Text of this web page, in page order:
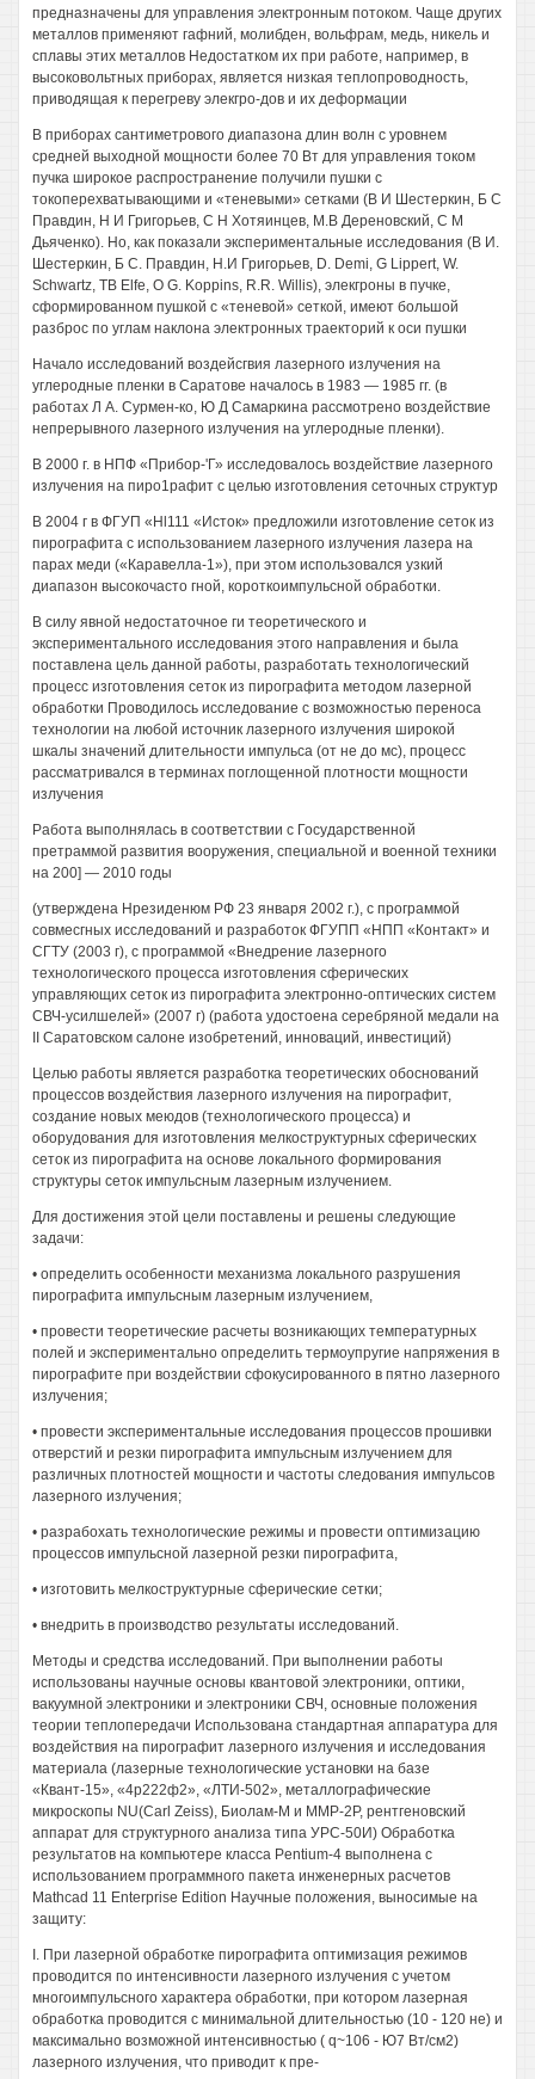
предназначены для управления электронным потоком. Чаще других
металлов применяют гафний, молибден, вольфрам, медь, никель и
сплавы этих металлов Недостатком их при работе, например, в
высоковольтных приборах, является низкая теплопроводность,
приводящая к перегреву элекгро-дов и их деформации
В приборах сантиметрового диапазона длин волн с уровнем
средней выходной мощности более 70 Вт для управления током
пучка широкое распространение получили пушки с
токоперехватывающими и «теневыми» сетками (В И Шестеркин, Б С
Правдин, H И Григорьев, С H Хотяинцев, М.В Дереновский, С M
Дьяченко). Но, как показали экспериментальные исследования (В И.
Шестеркин, Б С. Правдин, Н.И Григорьев, D. Demi, G Lippert, W.
Schwartz, ТВ Elfe, О G. Koppins, R.R. Willis), элекгроны в пучке,
сформированном пушкой с «теневой» сеткой, имеют большой
разброс по углам наклона электронных траекторий к оси пушки
Начало исследований воздейсгвия лазерного излучения на
углеродные пленки в Саратове началось в 1983 — 1985 гг. (в
работах Л А. Сурмен-ко, Ю Д Самаркина рассмотрено воздействие
непрерывного лазерного излучения на углеродные пленки).
В 2000 г. в НПФ «Прибор-'Г» исследовалось воздействие лазерного
излучения на пиро1рафит с целью изготовления сеточных структур
В 2004 г в ФГУП «Hl111 «Исток» предложили изготовление сеток из
пирографита с использованием лазерного излучения лазера на
парах меди («Каравелла-1»), при этом использовался узкий
диапазон высокочасто гной, короткоимпульсной обработки.
В силу явной недостаточное ги теоретического и
экспериментального исследования этого направления и была
поставлена цель данной работы, разработать технологический
процесс изготовления сеток из пирографита методом лазерной
обработки Проводилось исследование с возможностью переноса
технологии на любой источник лазерного излучения широкой
шкалы значений длительности импульса (от не до мс), процесс
рассматривался в терминах поглощенной плотности мощности
излучения
Работа выполнялась в соответствии с Государственной
претраммой развития вооружения, специальной и военной техники
на 200] — 2010 годы
(утверждена Нрезиденюм РФ 23 января 2002 г.), с программой
совмесгных исследований и разработок ФГУПП «НПП «Контакт» и
СГТУ (2003 г), с программой «Внедрение лазерного
технологического процесса изготовления сферических
управляющих сеток из пирографита электронно-оптических систем
СВЧ-усилшелей» (2007 г) (работа удостоена серебряной медали на
II Саратовском салоне изобретений, инноваций, инвестиций)
Целью работы является разработка теоретических обоснований
процессов воздействия лазерного излучения на пирографит,
создание новых меюдов (технологического процесса) и
оборудования для изготовления мелкоструктурных сферических
сеток из пирографита на основе локального формирования
структуры сеток импульсным лазерным излучением.
Для достижения этой цели поставлены и решены следующие
задачи:
• определить особенности механизма локального разрушения
пирографита импульсным лазерным излучением,
• провести теоретические расчеты возникающих температурных
полей и экспериментально определить термоупругие напряжения в
пирографите при воздействии сфокусированного в пятно лазерного
излучения;
• провести экспериментальные исследования процессов прошивки
отверстий и резки пирографита импульсным излучением для
различных плотностей мощности и частоты следования импульсов
лазерного излучения;
• разрабохать технологические режимы и провести оптимизацию
процессов импульсной лазерной резки пирографита,
• изготовить мелкоструктурные сферические сетки;
• внедрить в производство результаты исследований.
Методы и средства исследований. При выполнении работы
использованы научные основы квантовой электроники, оптики,
вакуумной электроники и электроники СВЧ, основные положения
теории теплопередачи Использована стандартная аппаратура для
воздействия на пирографит лазерного излучения и исследования
материала (лазерные технологические установки на базе
«Квант-15», «4р222ф2», «ЛТИ-502», металлографические
микроскопы NU(Carl Zeiss), Биолам-М и ММР-2Р, рентгеновский
аппарат для структурного анализа типа УРС-50И) Обработка
результатов на компьютере класса Pentium-4 выполнена с
использованием программного пакета инженерных расчетов
Mathcad 11 Enterprise Edition Научные положения, выносимые на
защиту:
I. При лазерной обработке пирографита оптимизация режимов
проводится по интенсивности лазерного излучения с учетом
многоимпульсного характера обработки, при котором лазерная
обработка проводится с минимальной длительностью (10 - 120 не) и
максимально возможной интенсивностью ( q~106 - Ю7 Вт/см2)
лазерного излучения, что приводит к пре-